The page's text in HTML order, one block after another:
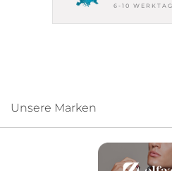
6-10
Unsere Marken